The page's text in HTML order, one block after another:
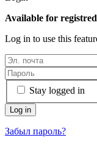
Available for
Log in to use this
Stay logged in
Забыл пароль?